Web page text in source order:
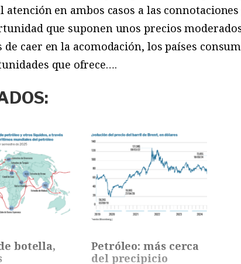
atención en ambos casos a las
que suponen unos precios
caer en la acomodación, los países
que ofrece….
botella,
Petróleo: más cerca
del precipicio